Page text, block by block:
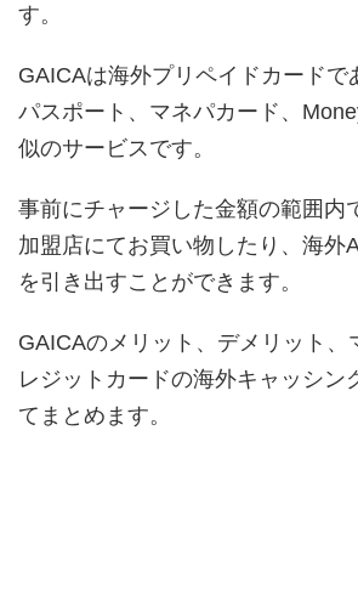
す。
GAICAは海外プリペイドカードで
パスポート、マネパカード、
似のサービスです。
事前にチャージした金額の範囲内
加盟店にてお買い物したり、海外
を引き出すことができます。
GAICAのメリット、デメリット、
レジットカードの海外キャッシン
てまとめます。